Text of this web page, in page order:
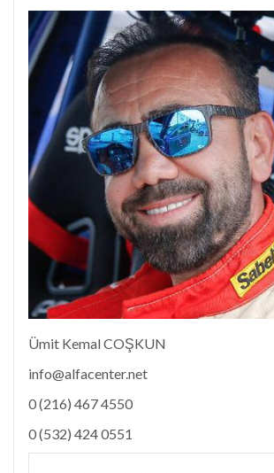
Ümit Kemal COŞKUN
info@alfacenter.net
0 (216) 467 4550
0 (532) 424 0551